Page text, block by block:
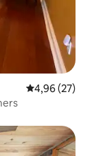
Gemiddelde
4,96 (27)